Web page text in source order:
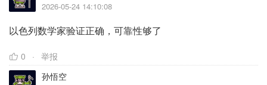
2026-05-24 14:10:08
以色列数学家验证正确，可靠性够了
0
举报
孙悟空